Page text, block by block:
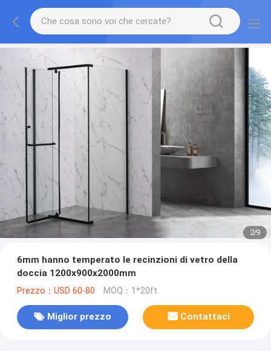
2/9
6mm hanno temperato le recinzioni di vetro della
doccia 1200x900x2000mm
Prezzo：USD 60-80 MOQ：1*20ft
Miglior prezzo Contattaci